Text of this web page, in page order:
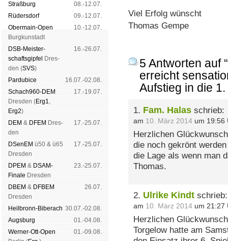
Straß­burg
08.-12.07.
Rüders­dorf
09.-12.07.
Ober­main-Open
Burg­kun­stadt
10.-12.07.
DSB-Meister­
schafts­gipfel
Dres­
den (SVS)
16.-26.07.
Pardu­bice
16.07.-02.08.
Schach960-DEM
Dres­den (Erg1,
Erg2)
17.-19.07.
DEM & DFEM Dres­
den
17.-25.07.
DSenEM ü50 & ü65
Dres­den
17.-25.07.
DPEM & DSAM-
Finale Dres­den
23.-25.07.
DBEM & DFBEM
Dres­den
26.07.
Heil­bronn-Bi­ber­ach 30.07.-02.08.
Augs­burg
01.-04.08.
Werner-Ott-Open
01.-09.08.
Viel Erfolg wünscht
Thomas Gempe
5 Antworten auf
erreicht
Aufstieg in die
1. Fam. Halas schrieb:
am 10. März 2014 um 19:56
Herzlichen
die noch gekrönt
die Lage als wenn man
Thomas.
2. Ulrike Kindt schrieb:
am 10. März 2014 um 21:27
Herzlichen
Torgelow hatte am